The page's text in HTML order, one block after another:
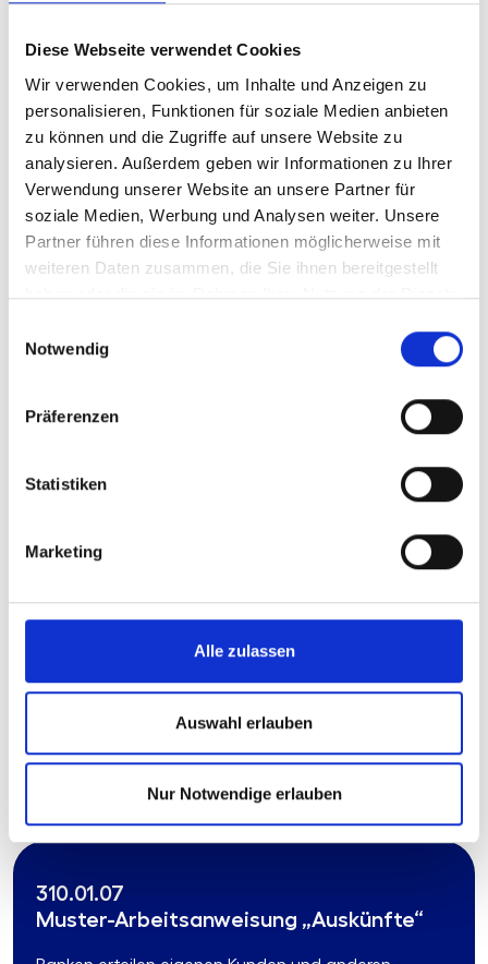
Diese Webseite verwendet Cookies
Wir verwenden Cookies, um Inhalte und Anzeigen zu
personalisieren, Funktionen für soziale Medien anbieten
zu können und die Zugriffe auf unsere Website zu
analysieren. Außerdem geben wir Informationen zu Ihrer
Verwendung unserer Website an unsere Partner für
soziale Medien, Werbung und Analysen weiter. Unsere
Partner führen diese Informationen möglicherweise mit
weiteren Daten zusammen, die Sie ihnen bereitgestellt
haben oder die sie im Rahmen Ihrer Nutzung der Dienste
Notwendig
Präferenzen
Statistiken
Marketing
Alle zulassen
Auswahl erlauben
Nur Notwendige erlauben
Muster-Arbeitsanweisung
„Kundenverknüpfungen“
Die Muster-Arbeitsanweisung regelt die
Verschlüsselung von Kreditnehmereinheiten nach §
19 Abs. 2 KWG und von Gruppen verbundener
Kunden nach Art. 4 Abs. 1 Nr. 39 CRR. Darüber ...
Mehr erfahren
Format: MS-Word und Lotus Notes
Muster-Arbeitsanweisung „Vertrag zu
entweder mit dem Tod des Kunden oder an einem
Mehr erfahren
Produkttyp:ArbeitsanweisungStand:30.06.2026
310.01.07
Muster-Arbeitsanweisung „Auskünfte“